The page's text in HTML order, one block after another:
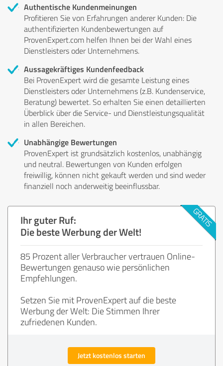
Authentische Kundenmeinungen
Profitieren Sie von Erfahrungen anderer Kunden: Die
authentifizierten Kundenbewertungen auf
ProvenExpert.com helfen Ihnen bei der Wahl eines
Dienstleisters oder Unternehmens.
Aussagekräftiges Kundenfeedback
Bei ProvenExpert wird die gesamte Leistung eines
Dienstleisters oder Unternehmens (z.B. Kundenservice,
Beratung) bewertet. So erhalten Sie einen detaillierten
Überblick über die Service- und Dienstleistungsqualität
in allen Bereichen.
Unabhängige Bewertungen
ProvenExpert ist grundsätzlich kostenlos, unabhängig
und neutral. Bewertungen von Kunden erfolgen
freiwillig, können nicht gekauft werden und sind weder
finanziell noch anderweitig beeinflussbar.
Ihr guter Ruf:
Die beste Werbung der Welt!
85 Prozent aller Verbraucher vertrauen Online-
Bewertungen genauso wie persönlichen
Empfehlungen.
Setzen Sie mit ProvenExpert auf die beste
Werbung der Welt: Die Stimmen Ihrer
zufriedenen Kunden.
Jetzt kostenlos starten